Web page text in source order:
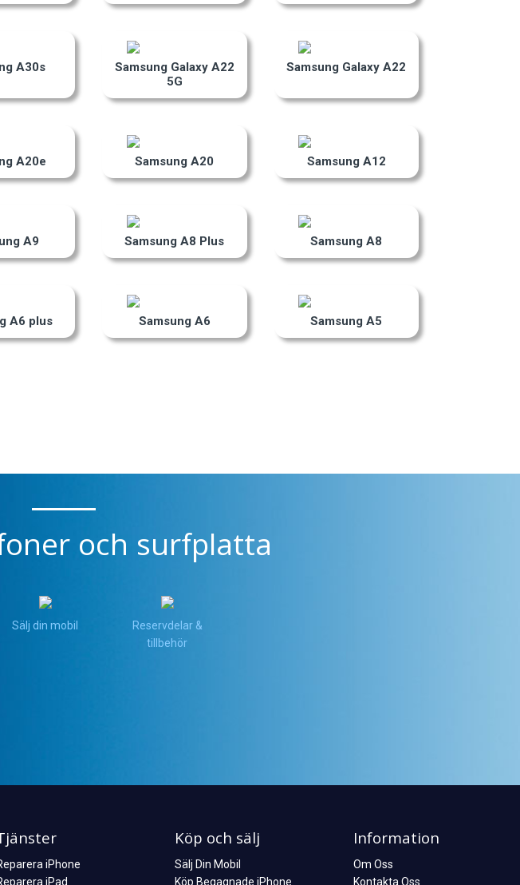
A30s
Samsung Galaxy A22
5G
Samsung Galaxy A22
A20e Samsung A20 Samsung A12
A9 Samsung A8 Plus Samsung A8
A6 plus Samsung A6 Samsung A5
och surfplatta
Sälj din mobil
Reservdelar &
tillbehör
iPhone
iPad
Köp och sälj
Sälj Din Mobil
Köp Begagnade iPhone
Information
Om Oss
Kontakta Oss